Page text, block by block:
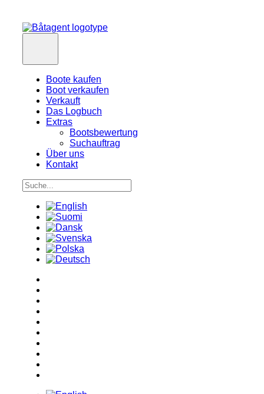
Boote kaufen
Boot verkaufen
Verkauft
Das Logbuch
Extras
Bootsbewertung
Suchauftrag
Über uns
Kontakt